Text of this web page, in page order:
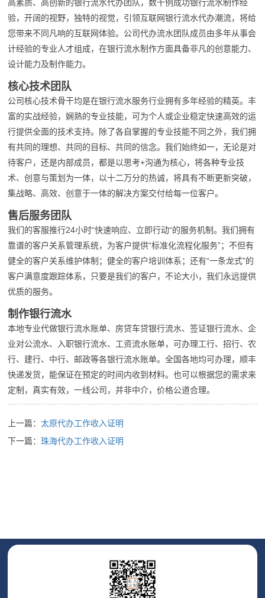
高素质、高创新的银行流水代办团队，数千例成功银行流水制作经
验，开阔的视野，独特的视觉，引领互联网银行流水代办潮流，将给
您带来不同凡响的互联网体验。公司代办流水团队成员由多年从事会
计经验的专业人才组成，在银行流水制作方面具备非凡的创意能力、
设计能力及制作能力。
核心技术团队
公司核心技术骨干均是在银行流水服务行业拥有多年经验的精英。丰
富的实战经验，娴熟的专业技能，可为个人或企业稳定快速高效的运
行提供全面的技术支持。除了各自掌握的专业技能不同之外，我们拥
有共同的理想、共同的目标、共同的信念。我们始终如一，无论是对
待客户，还是内部成员，都是以思考+沟通为核心，将各种专业技
术、创意与策划为一体，以十二万分的热诚，将具有不断更新突破，
集战略、高效、创意于一体的解决方案交付给每一位客户。
售后服务团队
我们的客服推行24小时“快速响应、立即行动“的服务机制。我们拥有
靠谱的客户关系管理系统，为客户提供“标准化流程化服务”；不但有
健全的客户关系维护体制；健全的客户培训体系；还有“一条龙式”的
客户满意度跟踪体系，只要是我们的客户，不论大小，我们永远提供
优质的服务。
制作银行流水
本地专业代做银行流水账单、房贷车贷银行流水、签证银行流水、企
业对公流水、入职银行流水、工资流水账单，可办理工行、招行、农
行、建行、中行、邮政等各银行流水账单。全国各地均可办理，顺丰
快递发货，能保证在预定的时间内收到材料。也可以根据您的需求来
定制，真实有效，一线公司，并非中介，价格公道合理。
上一篇：太原代办工作收入证明
下一篇：珠海代办工作收入证明